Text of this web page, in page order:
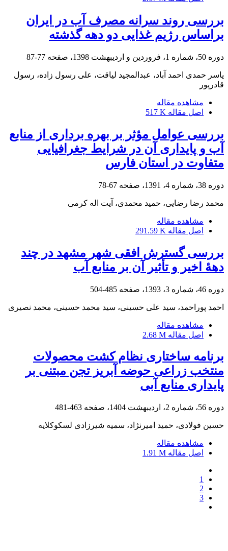
بررسی روند سرانه مصرف آب در ایران
براساس رژیم غذایی دو دهه گذشته
دوره 50، شماره 1، فروردین و اردیبهشت 1398، صفحه 77-87
یاسر حمدی احمد آباد، عبدالمجید لیاقت، علی رسول زاده، رسول
قادرپور
مشاهده مقاله
اصل مقاله 517 K
بررسی عوامل مؤثر بر بهره برداری از منابع
آب و پایداری آن در شرایط جغرافیایی
متفاوت در استان فارس
دوره 38، شماره 4، 1391، صفحه 67-78
محمد رضا رضایی، حمید محمدی، آیت اله کرمی
مشاهده مقاله
اصل مقاله 291.59 K
بررسی گسترش افقی شهر مشهد در چند
دهۀ اخیر و تأثیر آن بر منابع آب
دوره 46، شماره 3، 1393، صفحه 485-504
احمد پوراحمد، سید علی حسینی، سید محمد حسینی، محمد نصیری
مشاهده مقاله
اصل مقاله 2.68 M
برنامه ساختاری نظام کشت محصولات
منتخب زراعی حوضه آبریز تجن مبتنی بر
پایداری منابع آبی
دوره 56، شماره 2، اردیبهشت 1404، صفحه 463-481
حسین فولادی، حمید امیرنژاد، سمیه شیرزادی لسکوکلایه
مشاهده مقاله
اصل مقاله 1.91 M
1
2
3